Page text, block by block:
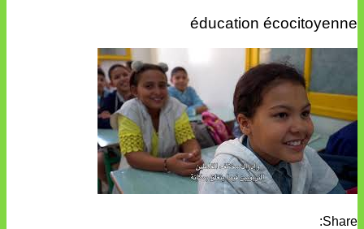
éducation écocitoyenne
Share: